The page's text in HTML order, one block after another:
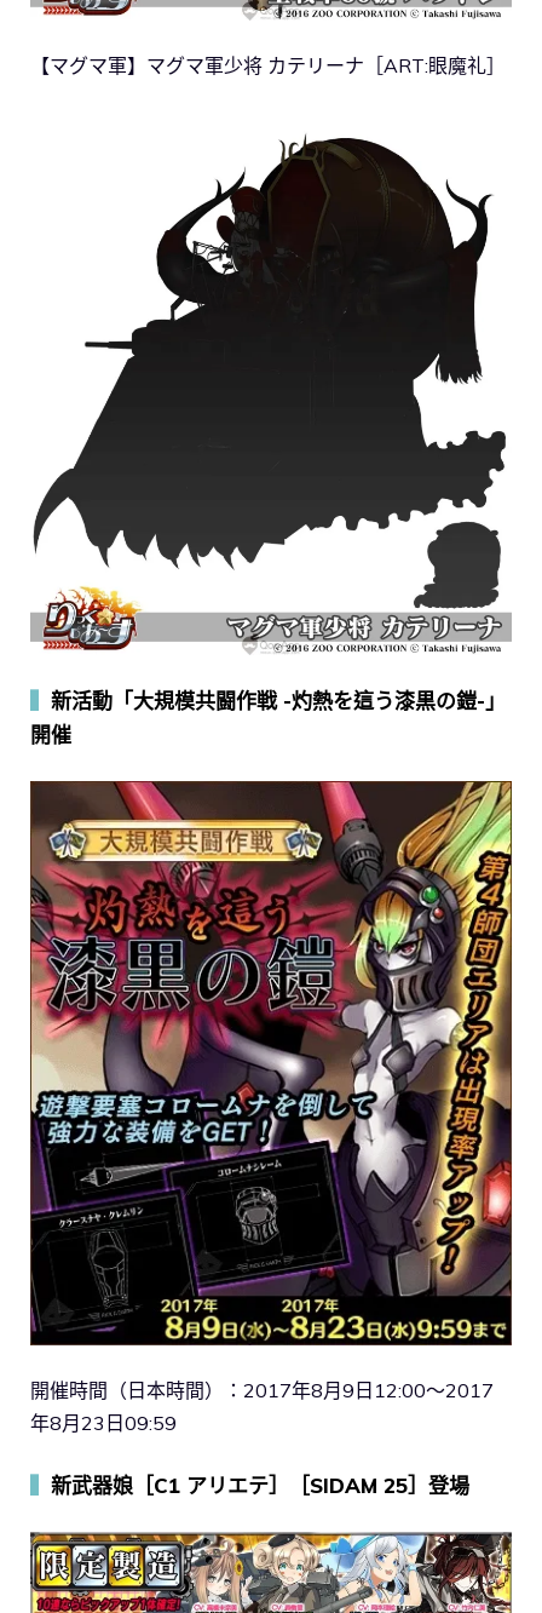
【マグマ軍】マグマ軍少将 カテリーナ［ART:眼魔礼］
新活動「大規模共闘作戦 -灼熱を這う漆黒の鎧-」
開催
開催時間（日本時間）：2017年8月9日12:00～2017
年8月23日09:59
新武器娘［C1 アリエテ］［SIDAM 25］登場